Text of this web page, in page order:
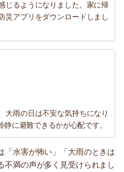
じるようになりました。家に帰
災アプリをダウンロードしまし
大雨の日は不安な気持ちになり
静に避難できるかが心配です。
「水害が怖い」「大雨のときは
不満の声が多く見受けられまし